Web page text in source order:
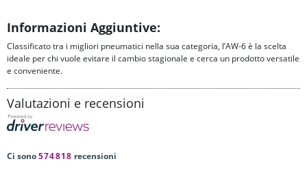
Informazioni Aggiuntive:
Classificato tra i migliori pneumatici nella sua categoria, l’AW-6 è la scelta
ideale per chi vuole evitare il cambio stagionale e cerca un prodotto versatile
e conveniente.
Valutazioni e recensioni
Ci sono574818 recensioni